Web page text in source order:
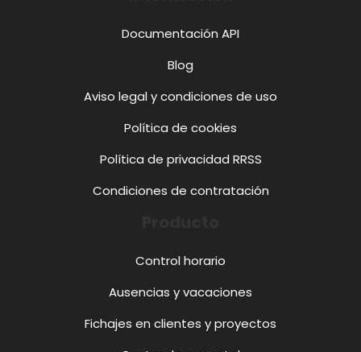
Documentación API
Blog
Aviso legal y condiciones de uso
Política de cookies
Política de privacidad RRSS
Condiciones de contratación
Control horario
Ausencias y vacaciones
Fichajes en clientes y proyectos